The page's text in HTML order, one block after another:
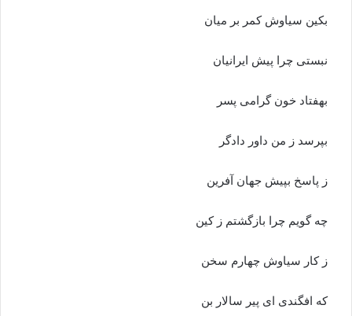
بکین سیاوش کمر بر میان
نبستى چرا پیش ایرانیان‏
بهفتاد خون گرامى پسر
بپرسد ز من داور دادگر
ز پاسخ بپیش جهان آفرین
چه گویم چرا بازگشتم ز کین‏
ز کار سیاوش چهارم سخن
که افگندى اى پیر سالار بن‏